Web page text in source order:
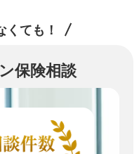
くても！
保険相談